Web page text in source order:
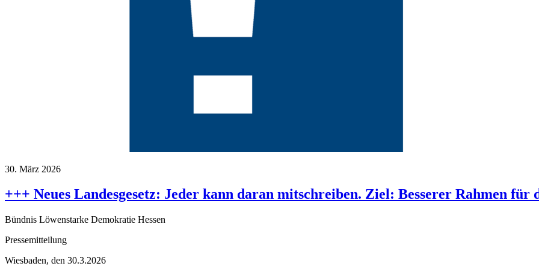
30. März 2026
+++ Neues Landesgesetz: Jeder kann daran mitschreiben. Ziel: Besserer Rahmen
Bündnis Löwenstarke Demokratie Hessen
Pressemitteilung
Wiesbaden, den 30.3.2026